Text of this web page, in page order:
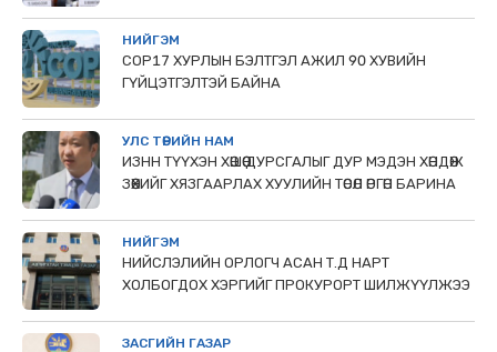
НИЙГЭМ
COP17 ХУРЛЫН БЭЛТГЭЛ АЖИЛ 90 ХУВИЙН
ГҮЙЦЭТГЭЛТЭЙ БАЙНА
УЛС ТӨРИЙН НАМ
ИЗНН ТҮҮХЭН ХӨШӨӨ ДУРСГАЛЫГ ДУР МЭДЭН ХӨНДӨЖ
ЗӨӨХИЙГ ХЯЗГААРЛАХ ХУУЛИЙН ТӨСӨЛ ӨРГӨН БАРИНА
НИЙГЭМ
НИЙСЛЭЛИЙН ОРЛОГЧ АСАН Т.Д НАРТ
ХОЛБОГДОХ ХЭРГИЙГ ПРОКУРОРТ ШИЛЖҮҮЛЖЭЭ
ЗАСГИЙН ГАЗАР